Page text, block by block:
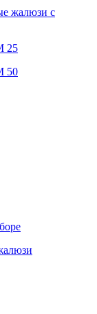
жалюзи с
25
50